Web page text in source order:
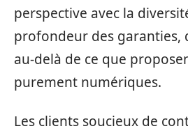
perspective avec la
profondeur des garanties,
au-delà de ce que
purement numériques.
Les clients soucieux de